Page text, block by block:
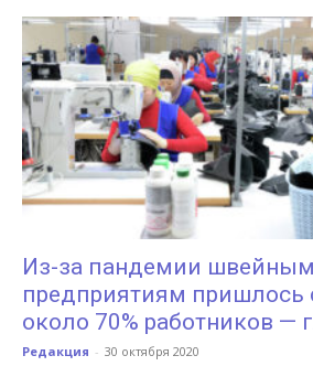
Из-за пандемии швейным
предприятиям пришлось
около 70% работников —
Редакция - 30 октября 2020